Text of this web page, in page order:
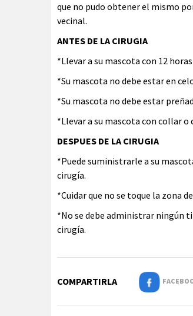
que no pudo obtener el mismo
vecinal.
ANTES DE LA CIRUGIA
*Llevar a su mascota con 12
*Su mascota no debe estar en
*Su mascota no debe estar
*Llevar a su mascota con collar o
DESPUES DE LA CIRUGIA
*Puede suministrarle a su
cirugía.
*Cuidar que no se toque la zona
*No se debe administrar ningún
cirugía.
COMPARTIRLA